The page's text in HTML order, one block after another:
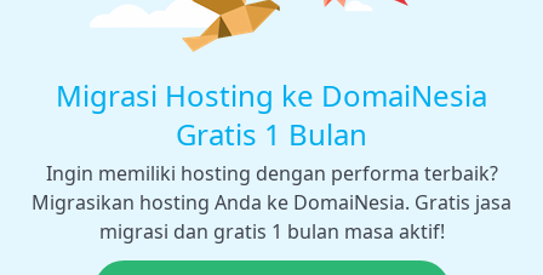
Migrasi Hosting ke DomaiNesia
Gratis 1 Bulan
Ingin memiliki hosting dengan performa terbaik?
Migrasikan hosting Anda ke DomaiNesia. Gratis jasa
migrasi dan gratis 1 bulan masa aktif!